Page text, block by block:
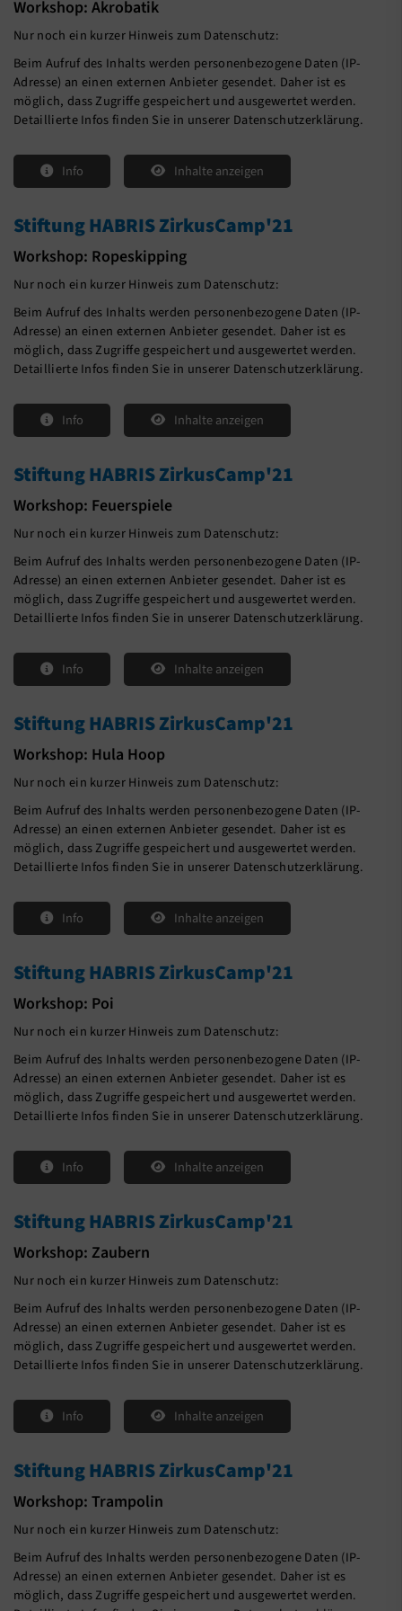
Workshop: Akrobatik
Nur noch ein kurzer Hinweis zum Datenschutz:
Beim Aufruf des Inhalts werden personenbezogene Daten (IP-
Adresse) an einen externen Anbieter gesendet. Daher ist es
möglich, dass Zugriffe gespeichert und ausgewertet werden.
Detaillierte Infos finden Sie in unserer Datenschutzerklärung.
Info Inhalte anzeigen
Stiftung HABRIS ZirkusCamp'21
Workshop: Ropeskipping
Nur noch ein kurzer Hinweis zum Datenschutz:
Beim Aufruf des Inhalts werden personenbezogene Daten (IP-
Adresse) an einen externen Anbieter gesendet. Daher ist es
möglich, dass Zugriffe gespeichert und ausgewertet werden.
Detaillierte Infos finden Sie in unserer Datenschutzerklärung.
Info Inhalte anzeigen
Stiftung HABRIS ZirkusCamp'21
Workshop: Feuerspiele
Nur noch ein kurzer Hinweis zum Datenschutz:
Beim Aufruf des Inhalts werden personenbezogene Daten (IP-
Adresse) an einen externen Anbieter gesendet. Daher ist es
möglich, dass Zugriffe gespeichert und ausgewertet werden.
Detaillierte Infos finden Sie in unserer Datenschutzerklärung.
Info Inhalte anzeigen
Stiftung HABRIS ZirkusCamp'21
Workshop: Hula Hoop
Nur noch ein kurzer Hinweis zum Datenschutz:
Beim Aufruf des Inhalts werden personenbezogene Daten (IP-
Adresse) an einen externen Anbieter gesendet. Daher ist es
möglich, dass Zugriffe gespeichert und ausgewertet werden.
Detaillierte Infos finden Sie in unserer Datenschutzerklärung.
Info Inhalte anzeigen
Stiftung HABRIS ZirkusCamp'21
Workshop: Poi
Nur noch ein kurzer Hinweis zum Datenschutz:
Beim Aufruf des Inhalts werden personenbezogene Daten (IP-
Adresse) an einen externen Anbieter gesendet. Daher ist es
möglich, dass Zugriffe gespeichert und ausgewertet werden.
Detaillierte Infos finden Sie in unserer Datenschutzerklärung.
Info Inhalte anzeigen
Stiftung HABRIS ZirkusCamp'21
Workshop: Zaubern
Nur noch ein kurzer Hinweis zum Datenschutz:
Beim Aufruf des Inhalts werden personenbezogene Daten (IP-
Adresse) an einen externen Anbieter gesendet. Daher ist es
möglich, dass Zugriffe gespeichert und ausgewertet werden.
Detaillierte Infos finden Sie in unserer Datenschutzerklärung.
Info Inhalte anzeigen
Stiftung HABRIS ZirkusCamp'21
Workshop: Trampolin
Nur noch ein kurzer Hinweis zum Datenschutz:
Beim Aufruf des Inhalts werden personenbezogene Daten (IP-
Adresse) an einen externen Anbieter gesendet. Daher ist es
möglich, dass Zugriffe gespeichert und ausgewertet werden.